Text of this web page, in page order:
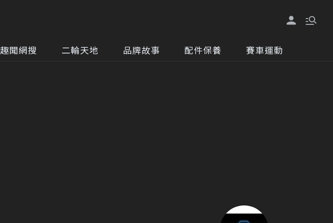
趣聞網搜 二輪天地 品牌故事 配件保養 賽車運動